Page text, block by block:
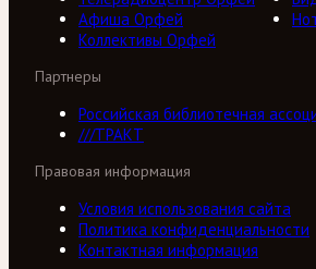
Афиша Орфей
Коллективы Орфей
Партнеры
Российская библиотечная
///ТРАКТ
Правовая информация
Условия использования сайта
Политика конфиденциальности
Контактная информация